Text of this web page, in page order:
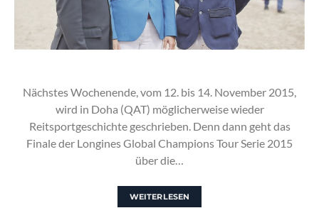
Nächstes Wochenende, vom 12. bis 14. November 2015,
wird in Doha (QAT) möglicherweise wieder
Reitsportgeschichte geschrieben. Denn dann geht das
Finale der Longines Global Champions Tour Serie 2015
über die…
WEITERLESEN